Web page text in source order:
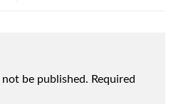
be published. Required